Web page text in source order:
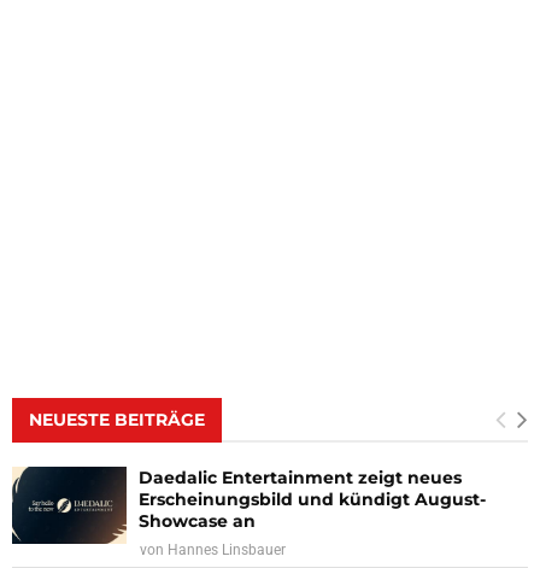
NEUESTE BEITRÄGE
Daedalic Entertainment zeigt neues
Erscheinungsbild und kündigt August-
Showcase an
von Hannes Linsbauer